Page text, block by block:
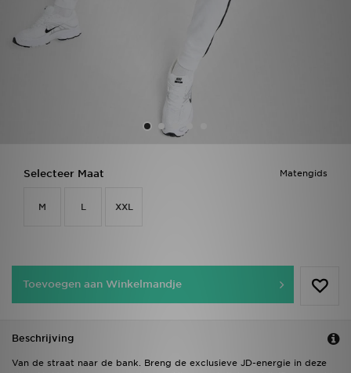
Matengids
Selecteer Maat
M L XXL
Toevoegen aan Winkelmandje
Beschrijving
Van de straat naar de bank. Breng de exclusieve JD-energie in deze